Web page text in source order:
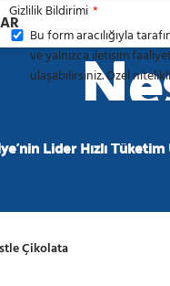
Gizlilik Bildirimi
Bu form aracılığıyla
ve yalnızca iletişim
ulaşabilirsiniz. Özel
Lider Hızlı
Çikolata